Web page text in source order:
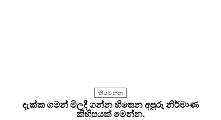
කියවන්න
දැක්ක ගමන් මිලදී ගන්න හිතෙන අපූරු නිර්මාණ
කිහිපයක් මෙන්න.